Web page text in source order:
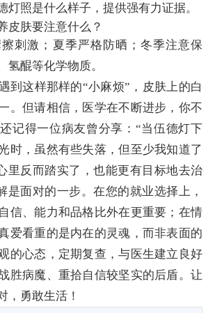
灯照是什么样子，提供强有力证据。
皮肤要注意什么？
刺激；夏季严格防晒；冬季注意保
氢醌等化学物质。
到这样那样的“小麻烦”，皮肤上的白
。但请相信，医学在不断进步，你不
记得一位病友曾分享：“当伍德灯下
时，虽然有些失落，但至少我知道了
里反而踏实了，也能更有目标地去治
是面对的一步。在您的就业选择上，
信、能力和品格比外在更重要；在情
爱看重的是内在的灵魂，而非表面的
的心态，定期复查，与医生建立良好
胜病魔、重拾自信较坚实的后盾。让
，勇敢生活！